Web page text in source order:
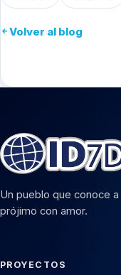
Volver al blog
Un pueblo que conoce
prójimo con amor.
PROYECTOS